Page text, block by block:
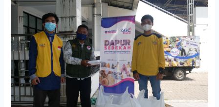
Dengan
Memperbanyak
Sedekah